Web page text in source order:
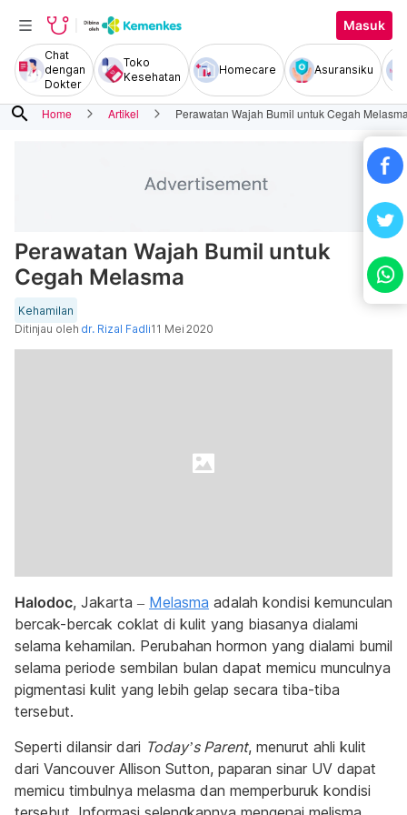
Masuk
Chat
dengan
Dokter
Toko
Kesehatan
Homecare Asuransiku
search Home Artikel Perawatan Wajah Bumil untuk Cegah
Perawatan Wajah Bumil untuk
Cegah Melasma
Kehamilan
Ditinjau oleh dr. Rizal Fadli11 Mei 2020
Halodoc, Jakarta – Melasma adalah kondisi kemunculan
bercak-bercak coklat di kulit yang biasanya dialami
selama kehamilan. Perubahan hormon yang dialami bumil
selama periode sembilan bulan dapat memicu munculnya
pigmentasi kulit yang lebih gelap secara tiba-tiba
tersebut.
Seperti dilansir dari Today’s Parent, menurut ahli kulit
dari Vancouver Allison Sutton, paparan sinar UV dapat
memicu timbulnya melasma dan memperburuk kondisi